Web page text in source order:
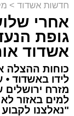
חדשות אשדוד >
אחרי
גופת
אשדוד
כוחות ההצלה
לידו באשדוד
מזרח
למים באזור
"נאלצנו